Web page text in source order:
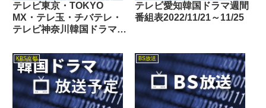
テレビ東京・TOKYO
MX・テレ玉・チバテレ・
テレビ神奈川韓国ドラマ週
12/27
テレビ愛知韓国ドラマ週間
番組表2022/11/21～11/25
KBS京都 BS放送